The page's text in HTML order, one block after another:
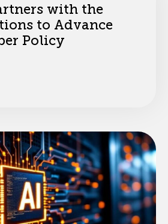
with the
to Advance
Policy